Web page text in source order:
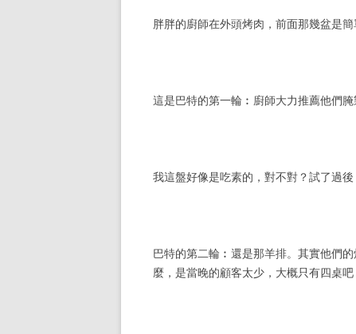
胖胖的廚師在外頭烤肉，前面那幾盆是簡
這是巴特的第一輪︰廚師大力推薦他們
我這盤好像是吃素的，對不對？試了過後
巴特的第二輪︰還是那羊排。其實他們
麼，是當晚的顧客太少，大概只有四桌